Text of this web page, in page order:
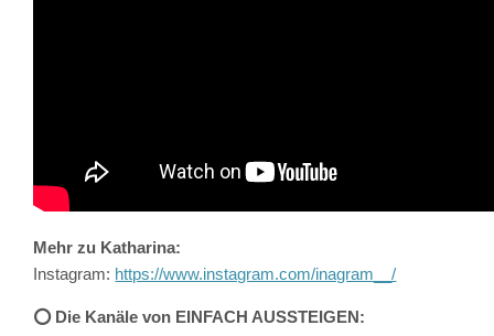
Mehr zu Katharina:
Instagram: https://www.instagram.com/inagram__/
⭕️ Die Kanäle von EINFACH AUSSTEIGEN: